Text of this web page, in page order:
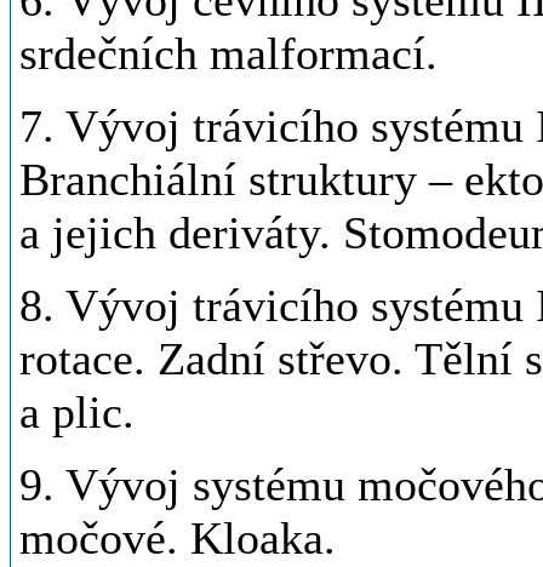
srdečních malformací.
7. Vývoj trávicího
Branchiální struktury –
a jejich deriváty.
8. Vývoj trávicího systému
rotace. Zadní střevo. Tělní
a plic.
9. Vývoj systému
močové. Kloaka.